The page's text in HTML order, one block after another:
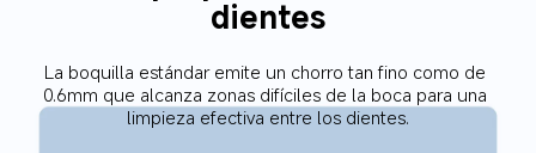
dientes
La boquilla estándar emite un chorro tan fino como de
0.6mm que alcanza zonas difíciles de la boca para una
limpieza efectiva entre los dientes.